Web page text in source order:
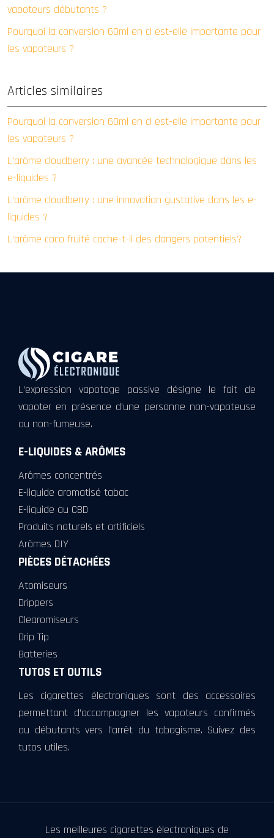
vapoteurs débutants ?
Pourquoi la conversion 60ml en cl est-elle importante pour
les vapoteurs ?
Articles similaires
Pourquoi la conversion 60ml en cl est-elle importante pour
les vapoteurs ?
L’arôme cloudberry : une avancée technologique dans les
e-liquides ?
L’arôme cloudberry : une innovation gustative dans les e-
liquides ?
L’arôme coco fruité cache-t-il des dangers potentiels?
L’expression vapotage passive désigne le fait de
vapoter en présence d’une personne non-vapoteuse
ou non-fumeuse.
E-LIQUIDES & ARÔMES
Arômes concentrés
E-liquide aromatisé tabac
E-liquide au CBD
Produits naturels et artificiels
Arômes DIY
PIÈCES DÉTACHÉES
Atomiseurs
Drippers
Clearomiseurs
Drip Tip
Batteries
TUTOS ET OUTILS
Les cigarettes électroniques sont des accessoires
permettant d’accompagner les vapoteurs confirmés
ou débutants vers l’arrêt du tabagisme. Suivez des
tutos utiles.
Les meilleures cigarettes électroniques de